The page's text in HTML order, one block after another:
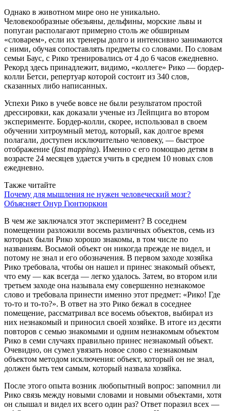
Однако в животном мире оно не уникально.
Человекообразные обезьяны, дельфины, морские львы и
попугаи располагают примерно столь же обширным
«словарем», если их тренеры долго и интенсивно занимаются
с ними, обучая сопоставлять предметы со словами. По словам
семьи Баус, с Рико тренировались от 4 до 6 часов ежедневно.
Рекорд здесь принадлежит, видимо, «коллеге» Рико — бордер-
колли Бетси, репертуар которой состоит из 340 слов,
сказанных либо написанных.
Успехи Рико в учебе вовсе не были результатом простой
дрессировки, как доказали ученые из Лейпцига во втором
эксперименте. Бордер-колли, скорее, использовал в своем
обучении хитроумный метод, который, как долгое время
полагали, доступен исключительно человеку, — быстрое
отображение (fast mapping). Именно с его помощью детям в
возрасте 24 месяцев удается учить в среднем 10 новых слов
ежедневно.
Также читайте
Почему для мышления не нужен человеческий мозг?
Объясняет Онур Гюнтюркюн
В чем же заключался этот эксперимент? В соседнем
помещении разложили восемь различных объектов, семь из
которых были Рико хорошо знакомы, в том числе по
названиям. Восьмой объект он никогда прежде не видел, и
потому не знал и его обозначения. В первом заходе хозяйка
Рико требовала, чтобы он нашел и принес знакомый объект,
что ему — как всегда — легко удалось. Затем, во втором или
третьем заходе она называла ему совершенно незнакомое
слово и требовала принести именно этот предмет: «Рико! Где
то-то и то-то?». В ответ на это Рико бежал в соседнее
помещение, рассматривал все восемь объектов, выбирал из
них незнакомый и приносил своей хозяйке. В итоге из десяти
повторов с семью знакомыми и одним незнакомым объектом
Рико в семи случаях правильно принес незнакомый объект.
Очевидно, он сумел увязать новое слово с незнакомым
объектом методом исключения: объект, который он не знал,
должен быть тем самым, который назвала хозяйка.
После этого опыта возник любопытный вопрос: запомнил ли
Рико связь между новыми словами и новыми объектами, хотя
он слышал и видел их всего один раз? Ответ поразил всех —